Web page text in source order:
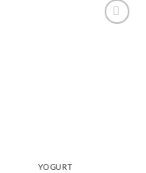
YOGURT